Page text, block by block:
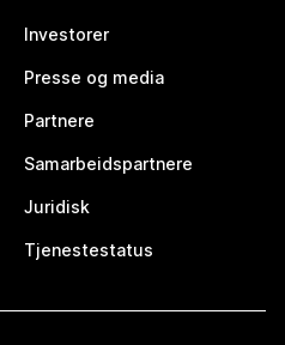
Investorer
Presse og media
Partnere
Samarbeidspartnere
Juridisk
Tjenestestatus